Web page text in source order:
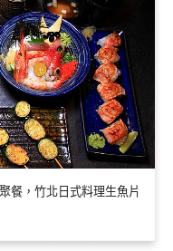
餐，竹北日式料理生魚片